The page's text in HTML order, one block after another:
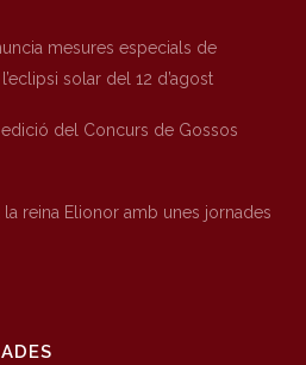
mesures especials de
solar del 12 d’agost
del Concurs de Gossos
reina Elionor amb unes jornades